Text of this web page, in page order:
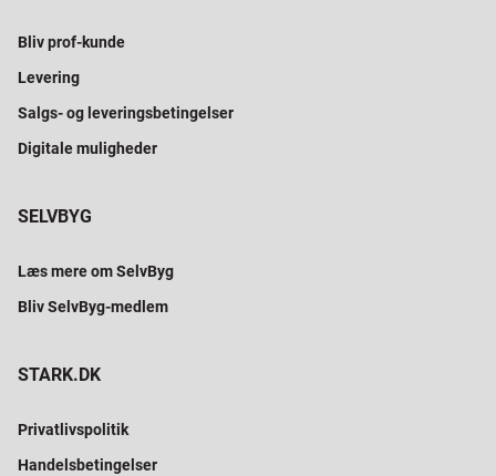
Bliv prof-kunde
Levering
Salgs- og leveringsbetingelser
Digitale muligheder
SELVBYG
Læs mere om SelvByg
Bliv SelvByg-medlem
STARK.DK
Privatlivspolitik
Handelsbetingelser